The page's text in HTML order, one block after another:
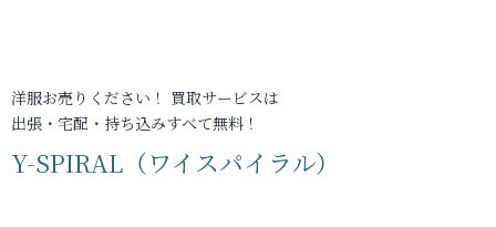
洋服お売りください！ 買取サービスは
出張・宅配・持ち込みすべて無料！
Y-SPIRAL（ワイスパイラル）